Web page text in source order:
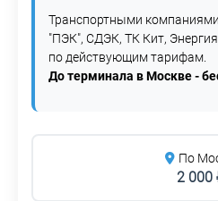
Транспортными
"ПЭК", СДЭК, ТК Кит,
по действующим тарифам.
До терминала в Москве -
По
2 000